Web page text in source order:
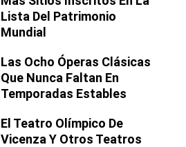
Lista Del Patrimonio
Mundial
Las Ocho Óperas Clásicas
Que Nunca Faltan En
Temporadas Estables
El Teatro Olímpico De
Vicenza Y Otros Teatros